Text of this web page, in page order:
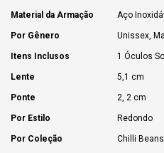
Material da Armação Aço
Por Gênero Unissex,
Itens Inclusos 1 Óculos
Lente 5,1 cm
Ponte 2, 2 cm
Por Estilo Redondo
Por Coleção Chilli Beans